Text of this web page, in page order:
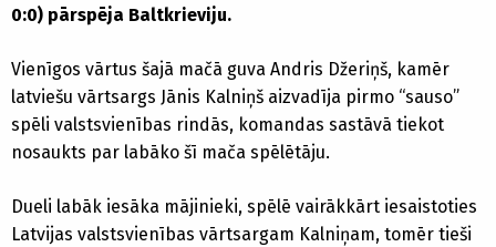
0:0) pārspēja Baltkrieviju.
Vienīgos vārtus šajā mačā guva Andris Džeriņš, kamēr
latviešu vārtsargs Jānis Kalniņš aizvadīja pirmo “sauso”
spēli valstsvienības rindās, komandas sastāvā tiekot
nosaukts par labāko šī mača spēlētāju.
Dueli labāk iesāka mājinieki, spēlē vairākkārt iesaistoties
Latvijas valstsvienības vārtsargam Kalniņam, tomēr tieši